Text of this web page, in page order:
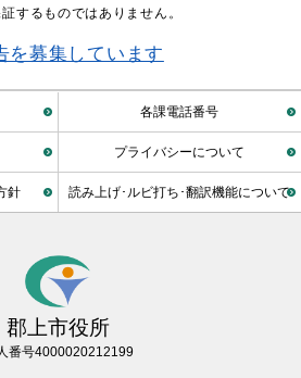
するものではありません。
を募集しています
各課電話番号
プライバシーについて
針 読み上げ･ルビ打ち･翻訳機能について
郡上市役所
番号4000020212199